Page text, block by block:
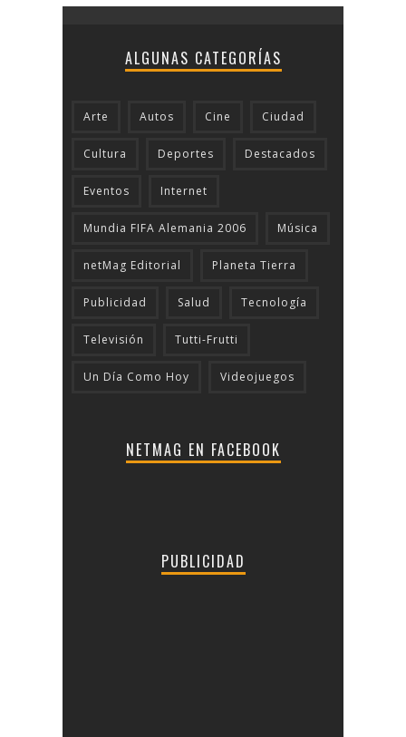
ALGUNAS CATEGORÍAS
Arte Autos Cine Ciudad
Cultura Deportes Destacados
Eventos Internet
Mundia FIFA Alemania 2006 Música
netMag Editorial Planeta Tierra
Publicidad Salud Tecnologí­a
Televisión Tutti-Frutti
Un Día Como Hoy Videojuegos
NETMAG EN FACEBOOK
PUBLICIDAD